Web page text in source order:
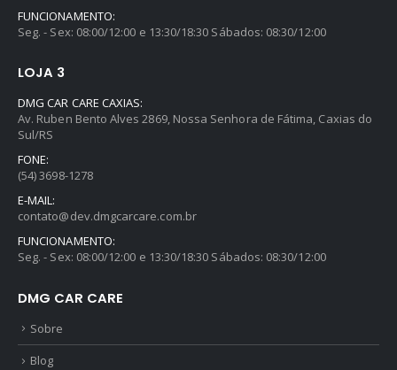
FUNCIONAMENTO:
Seg. - Sex: 08:00/12:00 e 13:30/18:30 Sábados: 08:30/12:00
LOJA 3
DMG CAR CARE CAXIAS:
Av. Ruben Bento Alves 2869, Nossa Senhora de Fátima, Caxias do
Sul/RS
FONE:
(54) 3698-1278
E-MAIL:
contato@dev.dmgcarcare.com.br
FUNCIONAMENTO:
Seg. - Sex: 08:00/12:00 e 13:30/18:30 Sábados: 08:30/12:00
DMG CAR CARE
Sobre
Blog